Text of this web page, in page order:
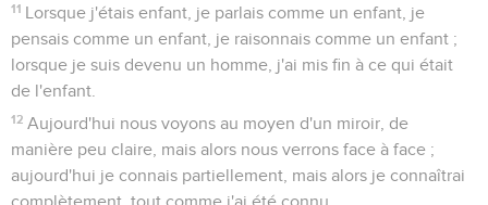
11 Lorsque j'étais enfant, je parlais comme un enfant, je
pensais comme un enfant, je raisonnais comme un enfant ;
lorsque je suis devenu un homme, j'ai mis fin à ce qui était
de l'enfant.
12 Aujourd'hui nous voyons au moyen d'un miroir, de
manière peu claire, mais alors nous verrons face à face ;
aujourd'hui je connais partiellement, mais alors je connaîtrai
complètement, tout comme j'ai été connu.